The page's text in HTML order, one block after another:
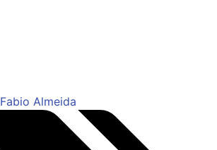
Fabio Almeida